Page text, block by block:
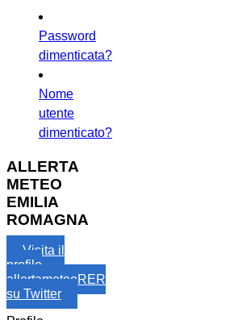
Password
dimenticata?
Nome
utente
dimenticato?
ALLERTA
METEO
EMILIA
ROMAGNA
Visita il
profilo
allertameteoRER
su Twitter